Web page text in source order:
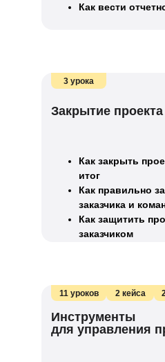
Как вести
3 урока
Закрытие проекта
Как закрыть
итог
Как правильно
заказчика и
Как защитить
заказчиком
11 уроков 2 кейса
Инструменты
для управления